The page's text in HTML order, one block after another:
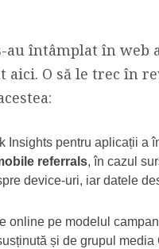
au întâmplat în web
aici. O să le trec în
Insights pentru aplicații a
referrals, în cazul
device-uri, iar datele
online pe modelul
și de grupul media